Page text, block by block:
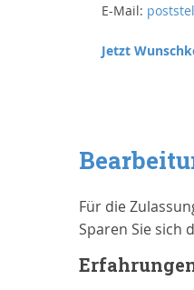
E-Mail:
Jetzt
Für die
Sparen Sie sich